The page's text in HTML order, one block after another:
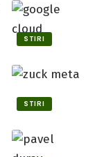
STIRI
STIRI